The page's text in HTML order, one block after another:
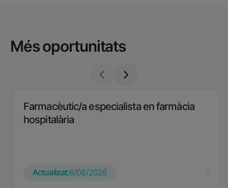
Més oportunitats
Farmacèutic/a especialista en farmàcia
hospitalària
Actualizat:6/08/2026